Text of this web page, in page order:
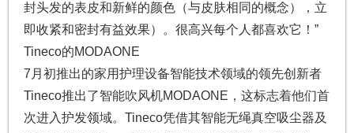
封头发的表皮和新鲜的颜色（与皮肤相同的概念），立
即收紧和密封有益效果）。很高兴每个人都喜欢它！”
Tineco的MODAONE
7月初推出的家用护理设备智能技术领域的领先创新者
Tineco推出了智能吹风机MODAONE，这标志着他们首
次进入护发领域。Tineco凭借其智能无绳真空吸尘器及